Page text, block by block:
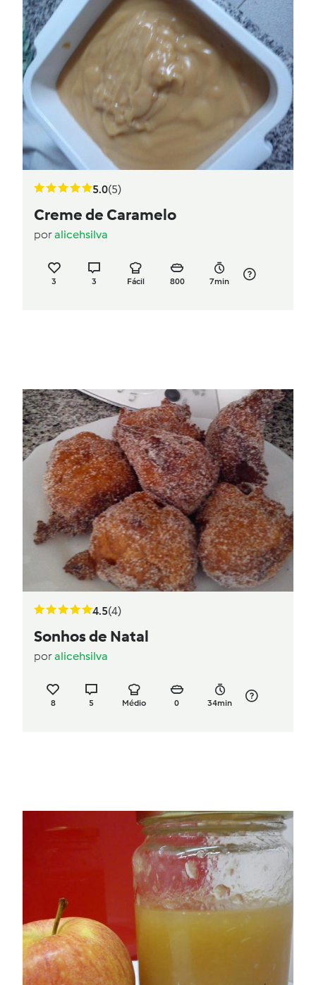
5.0(5)
Creme de Caramelo
poralicehsilva
3 3 Fácil 800 7min
4.5(4)
Sonhos de Natal
poralicehsilva
8 5 Médio 0 34min